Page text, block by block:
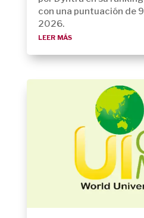
con una puntuación de
2026.
leer más